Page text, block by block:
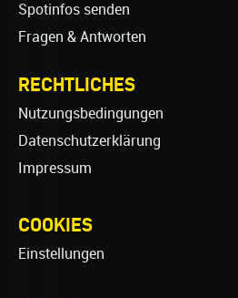
Spotinfos senden
Fragen & Antworten
RECHTLICHES
Nutzungsbedingungen
Datenschutzerklärung
Impressum
COOKIES
Einstellungen